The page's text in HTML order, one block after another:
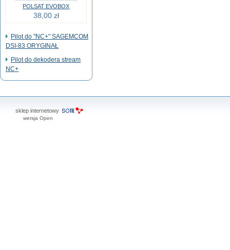
POLSAT EVOBOX
38,00 zł
Pilot do "NC+" SAGEMCOM
DSI-83 ORYGINAŁ
Pilot do dekodera stream
NC+
sklep internetowy
wersja Open